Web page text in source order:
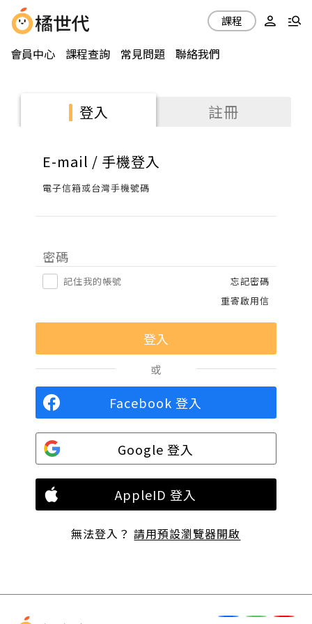
會員中心 課程查詢 常見問題 聯絡我們
課程
登入 註冊
E-mail / 手機登入
電子信箱或台灣手機號碼
密碼
記住我的帳號
忘記密碼
重寄啟用信
或
Facebook 登入
Google 登入
AppleID 登入
無法登入？請用預設瀏覽器開啟